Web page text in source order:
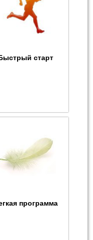
старт
программа